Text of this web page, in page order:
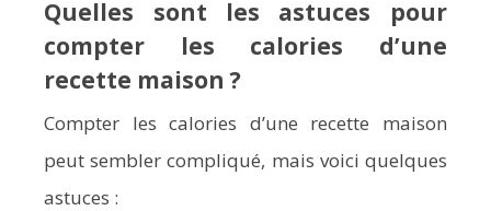
Quelles sont les astuces pour
compter les calories d’une
recette maison ?
Compter les calories d’une recette maison
peut sembler compliqué, mais voici quelques
astuces :